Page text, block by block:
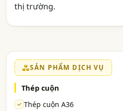
thị trường.
SẢN PHẨM DỊCH VỤ
Thép cuộn
Thép cuộn A36